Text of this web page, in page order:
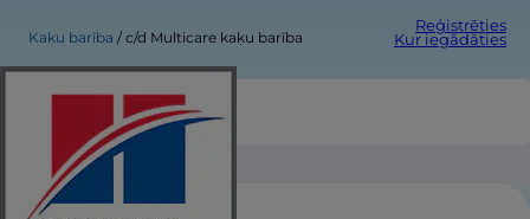
Reģistrēties
Kur iegādāties
Kaķu barība c/d Multicare kaķu barība
c/d Multicare kaķu barība